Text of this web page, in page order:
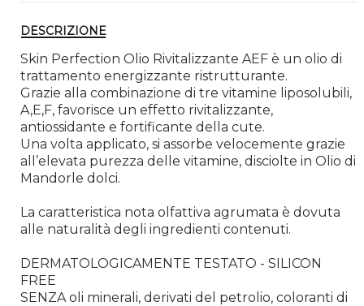
DESCRIZIONE
Skin Perfection Olio Rivitalizzante AEF è un olio di
trattamento energizzante ristrutturante.
Grazie alla combinazione di tre vitamine liposolubili,
A,E,F, favorisce un effetto rivitalizzante,
antiossidante e fortificante della cute.
Una volta applicato, si assorbe velocemente grazie
all’elevata purezza delle vitamine, disciolte in Olio di
Mandorle dolci.
La caratteristica nota olfattiva agrumata è dovuta
alle naturalità degli ingredienti contenuti.
DERMATOLOGICAMENTE TESTATO - SILICON
FREE
SENZA oli minerali, derivati del petrolio, coloranti di